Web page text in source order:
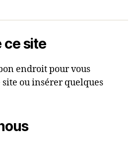
ce site
endroit pour vous
ou insérer quelques